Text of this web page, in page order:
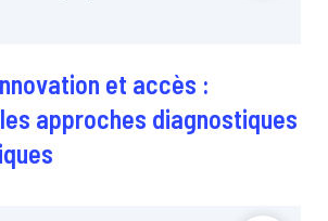
et accès :
approches diagnostiques